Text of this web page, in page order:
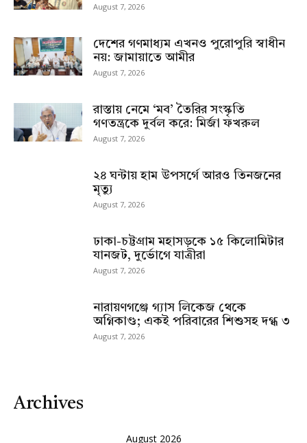
August 7, 2026
দেশের গণমাধ্যম এখনও পুরোপুরি স্বাধীন
নয়: জামায়াতে আমীর
August 7, 2026
রাস্তায় নেমে ‘মব’ তৈরির সংস্কৃতি
গণতন্ত্রকে দুর্বল করে: মির্জা ফখরুল
August 7, 2026
২৪ ঘন্টায় হাম উপসর্গে আরও তিনজনের
মৃত্যু
August 7, 2026
ঢাকা-চট্টগ্রাম মহাসড়কে ১৫ কিলোমিটার
যানজট, দুর্ভোগে যাত্রীরা
August 7, 2026
নারায়ণগঞ্জে গ্যাস লিকেজ থেকে
অগ্নিকাণ্ড; একই পরিবারের শিশুসহ দগ্ধ ৩
August 7, 2026
Archives
August 2026